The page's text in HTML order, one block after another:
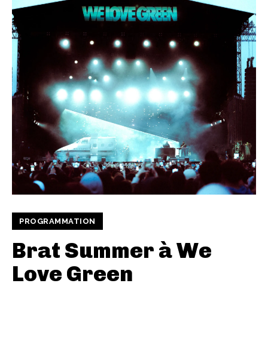
PROGRAMMATION
Brat Summer à We
Love Green